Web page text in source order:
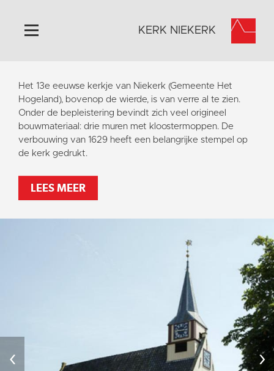
Home
Algemeen
Historie
Omgeving
Activiteiten
Steun ons
Contact
Vaktaal
KERK NIEKERK
Het 13e eeuwse kerkje van Niekerk (Gemeente Het
Hogeland), bovenop de wierde, is van verre al te zien.
Onder de bepleistering bevindt zich veel origineel
bouwmateriaal: drie muren met kloostermoppen. De
verbouwing van 1629 heeft een belangrijke stempel op
de kerk gedrukt.
LEES MEER
‹ ›